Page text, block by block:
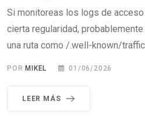
Si monitoreas los logs de
cierta regularidad,
una ruta como /.well-known/
PORMIKEL 01/06/2026
LEER MÁS